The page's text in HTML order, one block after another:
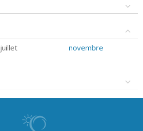
juillet
novembre